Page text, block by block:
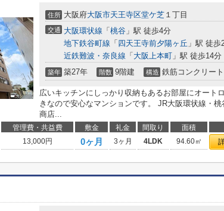
住所 大阪府大阪市天王寺区堂ケ芝 １丁目
交通 大阪環状線 「 桃谷 」駅 徒歩4分
地下鉄谷町線 「 四天王寺前夕陽ヶ丘 」駅 徒歩
近鉄難波・奈良線 「 大阪上本町 」駅 徒歩14分
築年 築27年 階数 9階建 構造 鉄筋コンクリート
広いキッチンにしっかり収納もあるお部屋にオート
きなので安心なマンションです。 JR大阪環状線・
商店...
管理費・共益費 敷金 礼金 間取り 面積
13,000円 0ヶ月 3ヶ月 4LDK 94.60㎡